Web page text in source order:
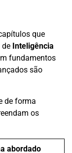
que
de Inteligência
fundamentos
são
de forma
os
abordado